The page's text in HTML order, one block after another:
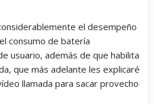
el desempeño
consumo de batería
usuario, además de que habilita
que más adelante les explicaré
llamada para sacar provecho